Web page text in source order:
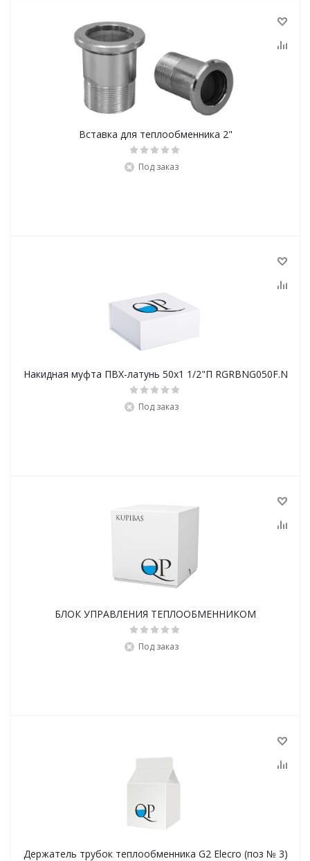
Вставка для теплообменника 2"
Под заказ
Накидная муфта ПВХ-латунь 50х1 1/2"П RGRBNG050F.N
Под заказ
БЛОК УПРАВЛЕНИЯ ТЕПЛООБМЕННИКОМ
Под заказ
Держатель трубок теплообменника G2 Elecro (поз № 3)